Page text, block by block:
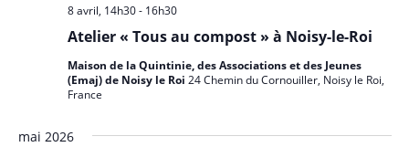
Atelier « Tous au compost » à Noisy-le-Roi
8 avril, 14h30- 16h30
Maison de la Quintinie, des Associations et des Jeunes
(Emaj) de Noisy le Roi 24 Chemin du Cornouiller, Noisy le Roi,
France
mai 2026